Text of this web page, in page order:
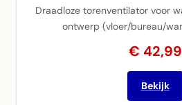
Draadloze torenventilator voor
ontwerp (vloer/bureau/
€ 42,99
Bekijk